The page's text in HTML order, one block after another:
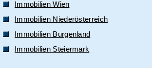
Immobilien Wien
Immobilien Niederösterreich
Immobilien Burgenland
Immobilien Steiermark